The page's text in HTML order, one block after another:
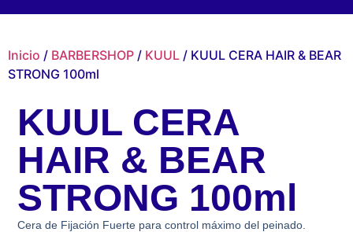
Inicio / BARBERSHOP / KUUL / KUUL CERA HAIR & BEAR
STRONG 100ml
KUUL CERA
HAIR & BEAR
STRONG 100ml
Cera de Fijación Fuerte para control máximo del peinado.